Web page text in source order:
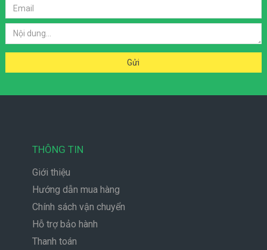
THÔNG TIN
Giới thiệu
Hướng dẫn mua hàng
Chính sách vận chuyển
Hỗ trợ bảo hành
Thanh toán